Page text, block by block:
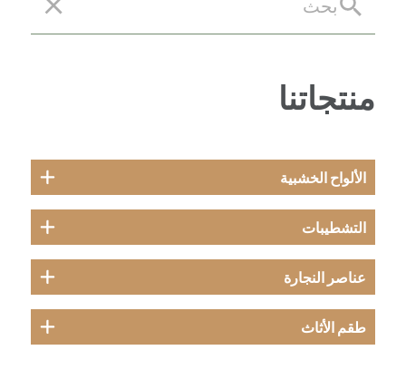
منتجاتنا
الألواح الخشبية
التشطيبات
عناصر النجارة
طقم الأثاث